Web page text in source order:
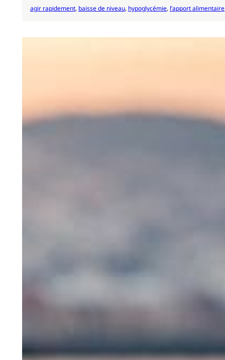
agir rapidement, baisse de niveau, hypoglycémie, l’apport alimentaire